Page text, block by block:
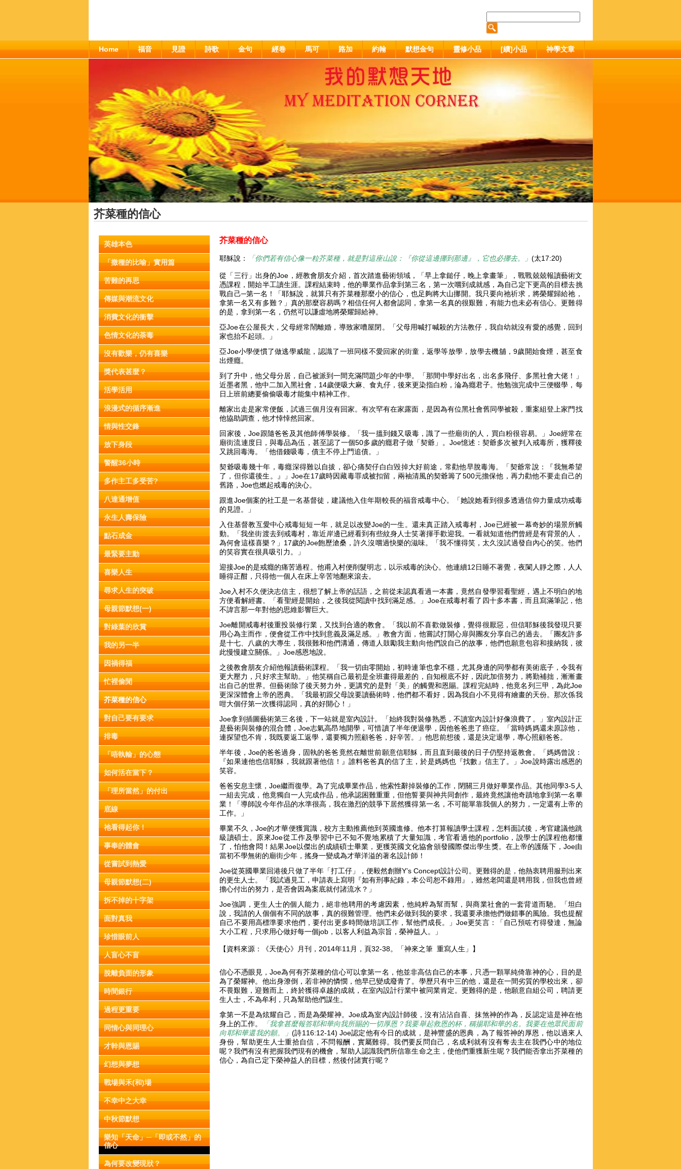
Home 福音 見證 詩歌 金句 經卷 馬可 路加 約翰 默想金句 靈修小品 [續]小品 神學文章
芥菜種的信心
英雄本色
「撒種的比喻」實用篇
苦難的再思
傳媒與潮流文化
消費文化的衝擊
色情文化的荼毒
沒有歡樂，仍有喜樂
獎代表甚麼？
活學活用
浪漫式的循序漸進
情與性交鋒
放下身段
警醒36小時
多作主工多受苦?
八達通增值
永生人壽保險
點石成金
最緊要主動
喜樂人生
尋求人生的突破
母親節默想(一)
對綠葉的欣賞
我的另一半
因禍得福
忙裡偷閒
芥菜種的信心
對自己要有要求
排毒
「唔執輸」的心態
如何活在當下？
「理所當然」的付出
底線
祂看得起你！
事奉的體會
從嘗試到熱愛
母親節默想(二)
拆不掉的十字架
面對真我
珍惜眼前人
人盲心不盲
脫離負面的形象
時間銀行
過程更重要
同情心與同理心
才幹與恩賜
幻想與夢想
戰場與禾(和)場
不幸中之大幸
中秋節默想
樂知「天命」─「即或不然」的
信心
為何要改變現狀？
芥菜種的信心
耶穌說： 「你們若有信心像一粒芥菜種，就是對這座山說：『你從這邊挪到那邊』，它也必挪去。」(太17:20)
從「三行」出身的Joe，經教會朋友介紹，首次踏進藝術領域，「早上拿鎚仔，晚上拿畫筆」，戰戰兢兢報讀藝術文
憑課程，開始半工讀生涯。課程結束時，他的畢業作品拿到第三名，第一次嚐到成就感，為自己定下更高的目標去挑
戰自己─第一名！「耶穌說，就算只有芥菜種那麼小的信心，也足夠將大山挪開。我只要向祂祈求，將榮耀歸給祂，
拿第一名又有多難？」真的那麼容易嗎？相信任何人都會認同，拿第一名真的很艱難，有能力也未必有信心。更難得
的是，拿到第一名，仍然可以謙虛地將榮耀歸給神。
亞Joe在公屋長大，父母經常鬧離婚，導致家嘈屋閉。「父母用喊打喊殺的方法教仔，我自幼就沒有愛的感覺，回到
家也抬不起頭。」
亞Joe小學便慣了做逃學威龍，認識了一班同樣不愛回家的街童，返學等放學，放學去機舖，9歲開始食煙，甚至食
出煙癮。
到了升中，他父母分居，自己被派到一間充滿問題少年的中學。「那間中學好出名，出名多飛仔、多黑社會大佬！」
近墨者黑，他中二加入黑社會，14歲便吸大麻、食丸仔，後來更染指白粉，淪為癮君子。他勉強完成中三便輟學，每
日上班前總要偷偷吸毒才能集中精神工作。
離家出走是家常便飯，試過三個月沒有回家。有次罕有在家露面，是因為有位黑社會舊同學被殺，重案組登上家門找
他協助調查，他才悻悻然回家。
回家後，Joe跟隨爸爸及其他師傅學裝修。「我一搵到錢又吸毒，識了一些廟街的人，買白粉很容易。」Joe經常在
廟街流連度日，與毒品為伍，甚至認了一個50多歲的癮君子做「契爺」。Joe憶述：契爺多次被判入戒毒所，獲釋後
又跳回毒海。「他借錢吸毒，債主不停上門追債。」
契爺吸毒幾十年，毒癮深得難以自拔，卻心痛契仔白白毀掉大好前途，常勸他早脫毒海。「契爺常說：『我無希望
了，但你還後生。』」Joe在17歲時因藏毒罪成被扣留，兩袖清風的契爺籌了500元擔保他，再力勸他不要走自己的
舊路，Joe也燃起戒毒的決心。
跟進Joe個案的社工是一名基督徒，建議他入住年期較長的福音戒毒中心。「她說她看到很多透過信仰力量成功戒毒
的見證。」
入住基督教互愛中心戒毒短短一年，就足以改變Joe的一生。還未真正踏入戒毒村，Joe已經被一幕奇妙的場景所觸
動。「我坐街渡去到戒毒村，靠近岸邊已經看到有些紋身人士笑著揮手歡迎我。一看就知道他們曾經是有背景的人，
為何會這樣喜樂？」17歲的Joe飽歷滄桑，許久沒嚐過快樂的滋味。「我不懂得笑，太久沒試過發自內心的笑。他們
的笑容實在很具吸引力。」
迎接Joe的是戒癮的痛苦過程。他甫入村便削髮明志，以示戒毒的決心。他連續12日睡不著覺，夜闌人靜之際，人人
睡得正酣，只得他一個人在床上辛苦地翻來滾去。
Joe入村不久便決志信主，很想了解上帝的話語，之前從未認真看過一本書，竟然自發學習看聖經，遇上不明白的地
方便看解經書。「看聖經是開始，之後我從閱讀中找到滿足感。」Joe在戒毒村看了四十多本書，而且寫滿筆記，他
不諱言那一年對他的思維影響巨大。
Joe離開戒毒村後重投裝修行業，又找到合適的教會。「我以前不喜歡做裝修，覺得很厭惡，但信耶穌後我發現只要
用心為主而作，便會從工作中找到意義及滿足感。」教會方面，他嘗試打開心扉與團友分享自己的過去。「團友許多
是十七、八歲的大專生，我很難和他們溝通，傳道人鼓勵我主動向他們說自己的故事，他們也願意包容和接納我，彼
此慢慢建立關係。」Joe感恩地說。
之後教會朋友介紹他報讀藝術課程。「我一切由零開始，初時連筆也拿不穩，尤其身邊的同學都有美術底子，令我有
更大壓力，只好求主幫助。」他笑稱自己最初是全班畫得最差的，自知根底不好，因此加倍努力，將勤補拙，漸漸畫
出自己的世界。但藝術除了後天努力外，更講究的是對「美」的觸覺和恩賜。課程完結時，他竟名列三甲，為此Joe
更深深體會上帝的恩典。「我最初跟父母說要讀藝術時，他們都不看好，因為我自小不見得有繪畫的天份。那次係我
咁大個仔第一次獲得認同，真的好開心！」
Joe拿到插圖藝術第三名後，下一站就是室內設計。「始終我對裝修熟悉，不讀室內設計好像浪費了。」室內設計正
是藝術與裝修的混合體，Joe志氣高昂地開學，可惜讀了半年便退學，因他爸爸患了癌症。「當時媽媽還未原諒他，
連探望也不肯，我既要返工返學，還要獨力照顧爸爸，好辛苦。」他思前想後，還是決定退學，專心照顧爸爸。
半年後，Joe的爸爸過身，固執的爸爸竟然在離世前願意信耶穌，而且直到最後的日子仍堅持返教會。「媽媽曾說：
『如果連他也信耶穌，我就跟著他信！』誰料爸爸真的信了主，於是媽媽也『找數』信主了。」Joe說時露出感恩的
笑容。
爸爸安息主懷，Joe繼而復學。為了完成畢業作品，他索性辭掉裝修的工作，閉關三月做好畢業作品。其他同學3-5人
一組去完成，他竟獨自一人完成作品，他承認困難重重，但他誓要與神共同創作，最終竟然讓他奇蹟地拿到第一名畢
業！「導師說今年作品的水準很高，我在激烈的競爭下居然獲得第一名，不可能單靠我個人的努力，一定還有上帝的
工作。」
畢業不久，Joe的才華便獲賞識，校方主動推薦他到英國進修。他本打算報讀學士課程，怎料面試後，考官建議他跳
級讀碩士。原來Joe從工作及學習中已不知不覺地累積了大量知識，考官看過他的portfolio，說學士的課程他都懂
了，怕他會悶！結果Joe以傑出的成績碩士畢業，更獲英國文化協會頒發國際傑出學生獎。在上帝的護蔭下，Joe由
當初不學無術的廟街少年，搖身一變成為才華洋溢的著名設計師！
Joe從英國畢業回港後只做了半年「打工仔」，便毅然創辦Y’s Concept設計公司。更難得的是，他熱衷聘用服刑出來
的更生人士。「我試過見工，申請表上寫明『如有刑事紀錄，本公司恕不錄用』，雖然老闆還是聘用我，但我也曾經
擔心付出的努力，是否會因為案底就付諸流水？」
Joe強調，更生人士的個人能力，絕非他聘用的考慮因素，他純粹為幫而幫，與商業社會的一套背道而馳。「坦白
說，我請的人個個有不同的故事，真的很難管理。他們未必做到我的要求，我還要承擔他們做錯事的風險。我也提醒
自己不要用高標準要求他們，要付出更多時間做培訓工作，幫他們成長。」Joe更笑言：「自己預咗冇得發達，無論
大小工程，只求用心做好每一個job，以客人利益為宗旨，榮神益人。」
【資料來源：《天使心》月刊，2014年11月，頁32-38。 「神來之筆 重寫人生」 】
信心不憑眼見，Joe為何有芥菜種的信心可以拿第一名，他並非高估自己的本事，只憑一顆單純倚靠神的心，目的是
為了榮耀神。他出身潦倒，若非神的憐憫，他早已變成廢青了。學歷只有中三的他，還是在一間劣質的學校出來，卻
不畏艱難，迎難而上，終於獲得卓越的成就，在室內設計行業中被同業肯定。更難得的是，他願意自組公司，聘請更
生人士，不為牟利，只為幫助他們謀生。
拿第一不是為炫耀自己，而是為榮耀神。Joe成為室內設計師後，沒有沾沾自喜、抹煞神的作為，反認定這是神在他
身上的工作。
「我拿甚麼報答耶和華向我所賜的一切厚恩？我要舉起救恩的杯，稱揚耶和華的名。我要在他眾民面前
向耶和華還我的願。」 (詩116:12-14) Joe認定他有今日的成就，是神豐盛的恩典，為了報答神的厚恩，他以過來人
身份，幫助更生人士重拾自信，不問報酬，實屬難得。我們要反問自己，名成利就有沒有奪去主在我們心中的地位
呢？我們有沒有把握我們現有的機會，幫助人認識我們所信靠生命之主，使他們重獲新生呢？我們能否拿出芥菜種的
信心，為自己定下榮神益人的目標，然後付諸實行呢？